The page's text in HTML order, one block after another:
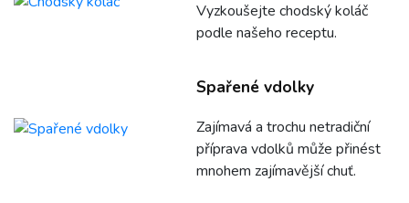
Vyzkoušejte chodský koláč
podle našeho receptu.
Spařené vdolky
Zajímavá a trochu netradiční
příprava vdolků může přinést
mnohem zajímavější chuť.